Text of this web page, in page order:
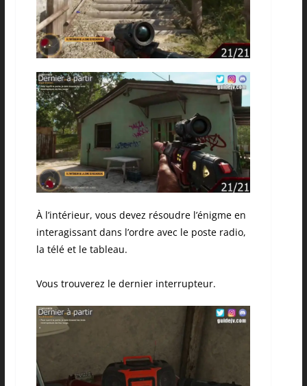
À l’intérieur, vous devez résoudre l’énigme en
interagissant dans l’ordre avec le poste radio,
la télé et le tableau.
Vous trouverez le dernier interrupteur.